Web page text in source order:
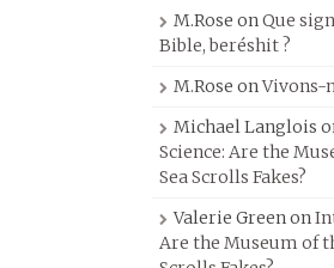
M.Rose onQue
Bible, beréshit ?
M.Rose onVivons-
Michael Langlois
Science: Are the
Sea Scrolls Fakes?
Valerie Greenon
Are the Museum of